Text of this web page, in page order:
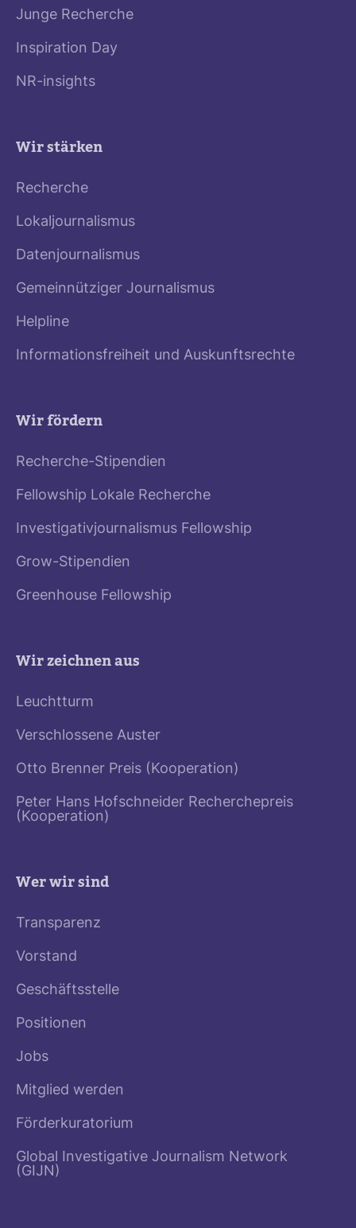
Junge Recherche
Inspiration Day
NR-insights
Wir stärken
Recherche
Lokaljournalismus
Datenjournalismus
Gemeinnütziger Journalismus
Helpline
Informationsfreiheit und Auskunftsrechte
Wir fördern
Recherche-Stipendien
Fellowship Lokale Recherche
Investigativjournalismus Fellowship
Grow-Stipendien
Greenhouse Fellowship
Wir zeichnen aus
Leuchtturm
Verschlossene Auster
Otto Brenner Preis (Kooperation)
Peter Hans Hofschneider Recherchepreis
(Kooperation)
Wer wir sind
Transparenz
Vorstand
Geschäftsstelle
Positionen
Jobs
Mitglied werden
Förderkuratorium
Global Investigative Journalism Network
(GIJN)